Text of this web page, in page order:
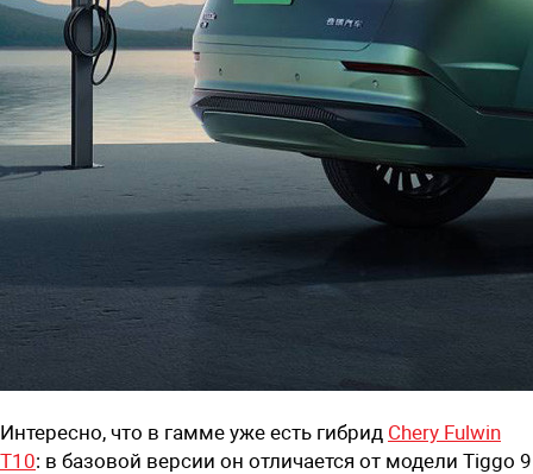
Интересно, что в гамме уже есть гибрид Chery Fulwin
T10: в базовой версии он отличается от модели Tiggo 9